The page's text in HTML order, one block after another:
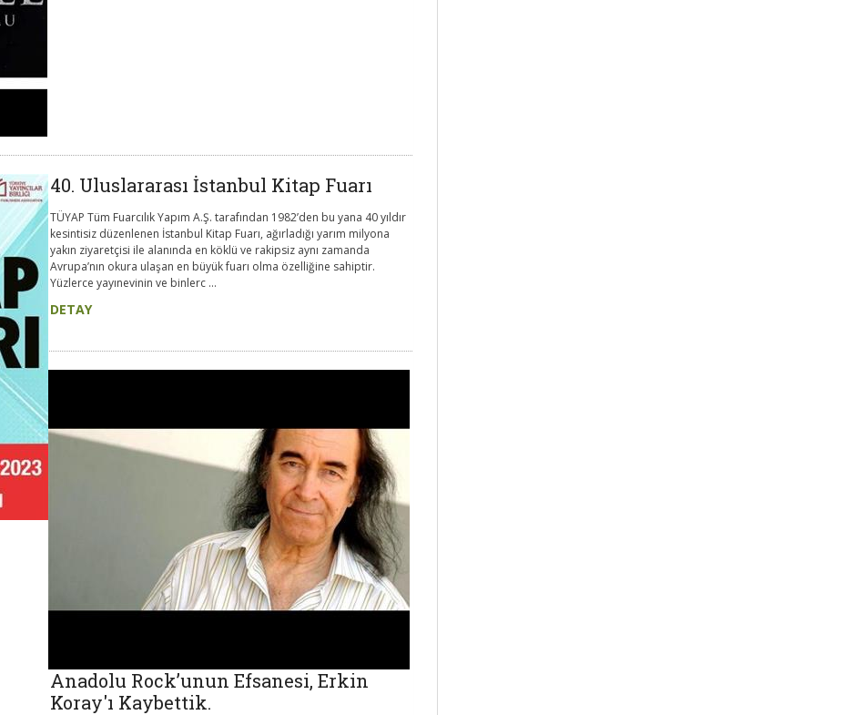
40. Uluslararası İstanbul Kitap Fuarı
TÜYAP Tüm Fuarcılık Yapım A.Ş. tarafından 1982’den bu yana 40 yıldır
kesintisiz düzenlenen İstanbul Kitap Fuarı, ağırladığı yarım milyona
yakın ziyaretçisi ile alanında en köklü ve rakipsiz aynı zamanda
Avrupa’nın okura ulaşan en büyük fuarı olma özelliğine sahiptir.
Yüzlerce yayınevinin ve binlerc ...
DETAY
Anadolu Rock’unun Efsanesi, Erkin
Koray'ı Kaybettik.